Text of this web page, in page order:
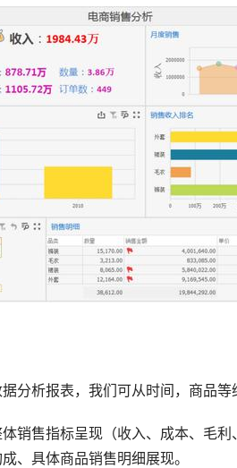
分析报表，我们可从时间，商品等
销售指标呈现（收入、成本、毛
、具体商品销售明细展现。